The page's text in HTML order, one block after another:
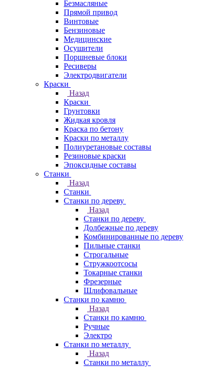
Безмасляные
Прямой привод
Винтовые
Бензиновые
Медицинские
Осушители
Поршневые блоки
Ресиверы
Электродвигатели
Краски
Назад
Краски
Грунтовки
Жидкая кровля
Краска по бетону
Краски по металлу
Полиуретановые составы
Резиновые краски
Эпоксидные составы
Станки
Назад
Станки
Станки по дереву
Назад
Станки по дереву
Долбежные по дереву
Комбинированные по дереву
Пильные станки
Строгальные
Стружкоотсосы
Токарные станки
Фрезерные
Шлифовальные
Станки по камню
Назад
Станки по камню
Ручные
Электро
Станки по металлу
Назад
Станки по металлу